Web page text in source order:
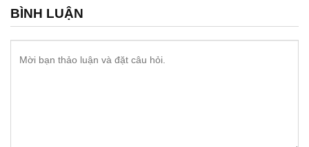
BÌNH LUẬN